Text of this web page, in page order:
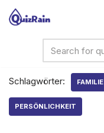
springen
Schlagwörter:
FAMILIE
PERSÖNLICHKEIT